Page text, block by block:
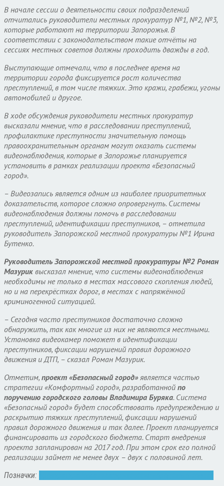
В начале сессии о деятельности своих подразделений
отчитались руководители местных прокуратур №1, №2, №3,
которые работают на территории Запорожья. В
соответствии с законодательством такие отчёты на
сессиях местных советов должны проходить дважды в год.
Выступающие отмечали, что в последнее время на
территории города фиксируется рост количества
преступлений, в том числе тяжких. Это кражи, грабежи, угоны
автомобилей и другое.
В ходе обсуждения руководители местных прокуратур
высказали мнение, что в расследовании преступлений,
профилактике преступности значительную помощь
правоохранительным органам могут оказать системы
видеонаблюдения, которые в Запорожье планируется
установить в рамках реализации проекта «Безопасный
город».
– Видеозапись является одним из наиболее приоритетных
доказательств, которое сложно опровергнуть. Системы
видеонаблюдения должны помочь в расследовании
преступлений, идентификации преступников, – отметила
руководитель Запорожской местной прокуратуры №1 Ирина
Бутенко.
Руководитель Запорожской местной прокуратуры №2 Роман
Мазурик высказал мнение, что системы видеонаблюдения
необходимы не только в местах массового скопления людей,
но и на перекрёстках дорог, в местах с напряжённой
криминогенной ситуацией.
– Сегодня часто преступников достаточно сложно
обнаружить, так как многие из них не являются местными.
Установка видеокамер поможет в идентификации
преступников, фиксации нарушений правил дорожного
движения и ДТП, – сказал Роман Мазурик.
Отметим, проект «Безопасный город» является частью
стратегии «Комфортный город», разработанной по
поручению городского головы Владимира Буряка. Система
«Безопасный город» будет способствовать предупреждению и
раскрытию тяжких преступлений, фиксации нарушений
правил дорожного движения и так далее. Проект планируется
финансировать из городского бюджета. Старт внедрения
проекта запланирован на 2017 год. При этом срок его полной
реализации займет не менее двух – двух с половиной лет.
Позначки: